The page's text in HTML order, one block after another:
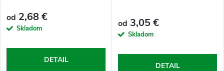
od 2,68 €
Skladom
DETAIL
od 3,05 €
Skladom
DETAIL